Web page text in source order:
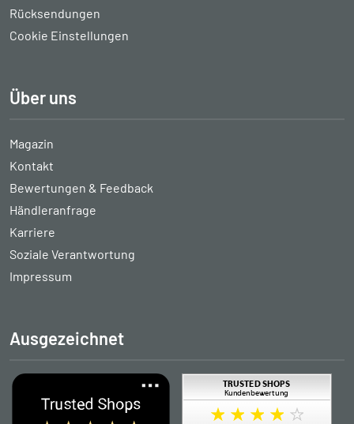
Rücksendungen
Cookie Einstellungen
Über uns
Magazin
Kontakt
Bewertungen & Feedback
Händleranfrage
Karriere
Soziale Verantwortung
Impressum
Ausgezeichnet